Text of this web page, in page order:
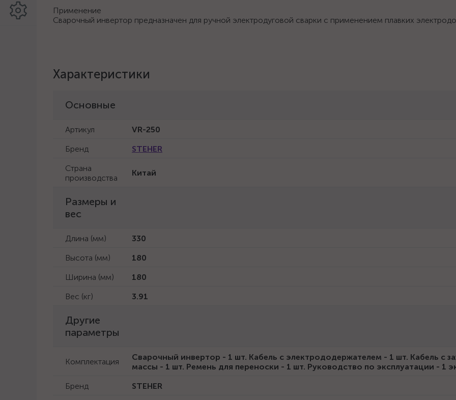
Применение
Сварочный инвертор предназначен для ручной электродуговой сварки с применением плавких
Характеристики
Основные
Артикул
VR-250
Бренд
STEHER
Страна
производства
Китай
Размеры и
вес
Длина (мм)
330
Высота (мм)
180
Ширина (мм)
180
Вес (кг)
3.91
Другие
параметры
Комплектация
Сварочный инвертор - 1 шт. Кабель с электрододержателем - 1 шт. Кабель с
массы - 1 шт. Ремень для переноски - 1 шт. Руководство по эксплуатации - 1
Бренд
STEHER